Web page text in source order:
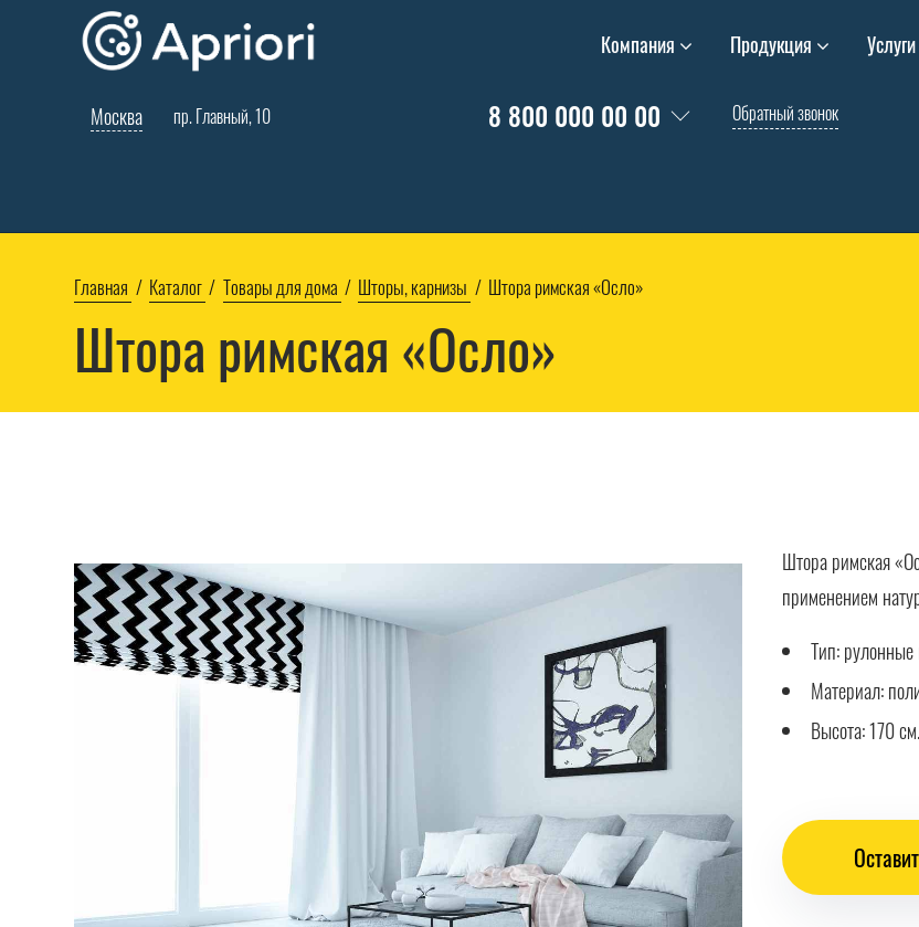
Компания Продукция Услуги
Москва пр. Главный, 10 8 800 000 00 00 Обратный звонок
Главная Каталог Товары для дома Шторы, карнизы Штора римская «Осло»
Штора римская «Осло»
Штора римская
применением
Тип:
Материал:
Высота: 170 см.